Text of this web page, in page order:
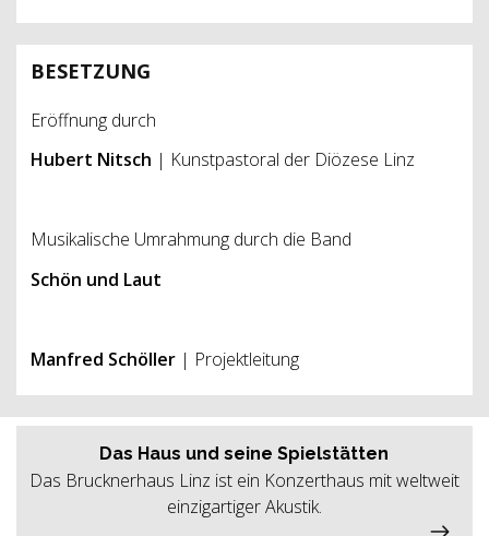
BESETZUNG
Eröffnung durch
Hubert Nitsch | Kunstpastoral der Diözese Linz
Musikalische Umrahmung durch die Band
Schön und Laut
Manfred Schöller | Projektleitung
Das Haus und seine Spielstätten
Das Brucknerhaus Linz ist ein Konzerthaus mit weltweit
einzigartiger Akustik.